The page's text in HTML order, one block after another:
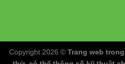
Copyright 2026 © Trang web